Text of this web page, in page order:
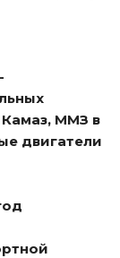
ММЗ в
двигатели